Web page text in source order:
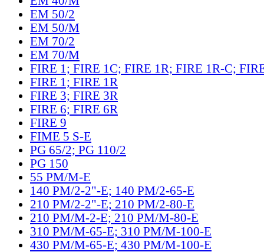
EM 50/2
EM 50/M
EM 70/2
EM 70/M
FIRE 1; FIRE 1C; FIRE 1R; FIRE 1R-C;
FIRE 1; FIRE 1R
FIRE 3; FIRE 3R
FIRE 6; FIRE 6R
FIRE 9
FIME 5 S-E
PG 65/2; PG 110/2
PG 150
55 PM/M-E
140 PM/2-2"-E; 140 PM/2-65-E
210 PM/2-2"-E; 210 PM/2-80-E
210 PM/M-2-E; 210 PM/M-80-E
310 PM/M-65-E; 310 PM/M-100-E
430 PM/M-65-E; 430 PM/M-100-E